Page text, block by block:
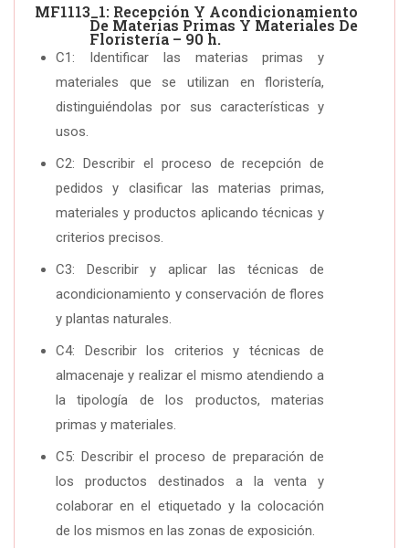
MF1113_1: Recepción Y Acondicionamiento
De Materias Primas Y Materiales De
Floristería – 90 h.
C1: Identificar las materias primas y
materiales que se utilizan en floristería,
distinguiéndolas por sus características y
usos.
C2: Describir el proceso de recepción de
pedidos y clasificar las materias primas,
materiales y productos aplicando técnicas y
criterios precisos.
C3: Describir y aplicar las técnicas de
acondicionamiento y conservación de flores
y plantas naturales.
C4: Describir los criterios y técnicas de
almacenaje y realizar el mismo atendiendo a
la tipología de los productos, materias
primas y materiales.
C5: Describir el proceso de preparación de
los productos destinados a la venta y
colaborar en el etiquetado y la colocación
de los mismos en las zonas de exposición.